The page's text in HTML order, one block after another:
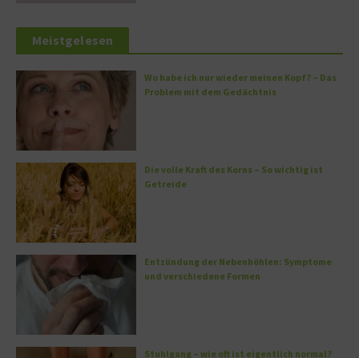
Meistgelesen
Wo habe ich nur wieder meinen Kopf? – Das
Problem mit dem Gedächtnis
Die volle Kraft des Korns – So wichtig ist
Getreide
Entzündung der Nebenhöhlen: Symptome
und verschiedene Formen
Stuhlgang – wie oft ist eigentlich normal?